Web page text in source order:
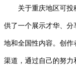
关于重庆地区可投
供了一个展示才华、
地和全国性内容。创
渠道，通过自己的努力